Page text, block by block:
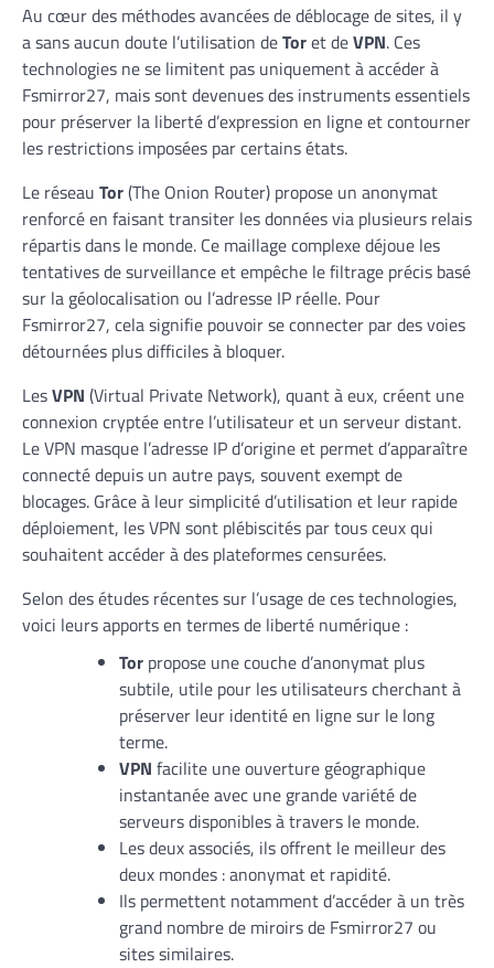
Au cœur des méthodes avancées de déblocage de sites, il y
a sans aucun doute l’utilisation deToret deVPN. Ces
technologies ne se limitent pas uniquement à accéder à
Fsmirror27, mais sont devenues des instruments essentiels
pour préserver la liberté d’expression en ligne et contourner
les restrictions imposées par certains états.
Le réseau Tor(The Onion Router) propose un anonymat
renforcé en faisant transiter les données via plusieurs relais
répartis dans le monde. Ce maillage complexe déjoue les
tentatives de surveillance et empêche le filtrage précis basé
sur la géolocalisation ou l’adresse IP réelle. Pour
Fsmirror27, cela signifie pouvoir se connecter par des voies
détournées plus difficiles à bloquer.
LesVPN (Virtual Private Network), quant à eux, créent une
connexion cryptée entre l’utilisateur et un serveur distant.
Le VPN masque l’adresse IP d’origine et permet d’apparaître
connecté depuis un autre pays, souvent exempt de
blocages. Grâce à leur simplicité d’utilisation et leur rapide
déploiement, les VPN sont plébiscités par tous ceux qui
souhaitent accéder à des plateformes censurées.
Selon des études récentes sur l’usage de ces technologies,
voici leurs apports en termes de liberté numérique :
Tor propose une couche d’anonymat plus
subtile, utile pour les utilisateurs cherchant à
préserver leur identité en ligne sur le long
terme.
VPN facilite une ouverture géographique
instantanée avec une grande variété de
serveurs disponibles à travers le monde.
Les deux associés, ils offrent le meilleur des
deux mondes : anonymat et rapidité.
Ils permettent notamment d’accéder à un très
grand nombre de miroirs de Fsmirror27 ou
sites similaires.